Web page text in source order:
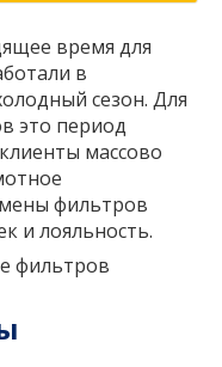
время для
в
сезон. Для
это период
массово
фильтров
и лояльность.
фильтров